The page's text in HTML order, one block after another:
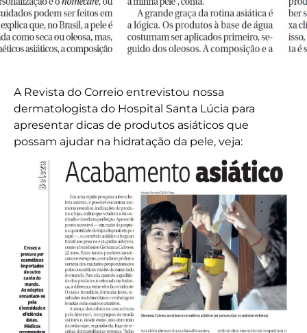
A Revista do Correio entrevistou nossa
dermatologista do Hospital Santa Lúcia para
apresentar dicas de produtos asiáticos que
possam ajudar na hidratação da pele, veja: